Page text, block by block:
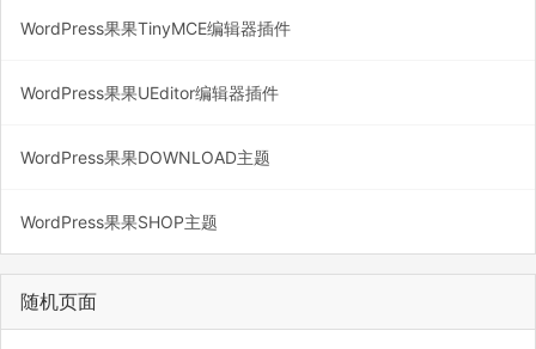
WordPress果果TinyMCE编辑器插件
WordPress果果UEditor编辑器插件
WordPress果果DOWNLOAD主题
WordPress果果SHOP主题
随机页面